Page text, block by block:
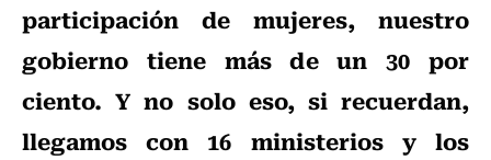
participación de mujeres, nuestro
gobierno tiene más de un 30 por
ciento. Y no solo eso, si recuerdan,
llegamos con 16 ministerios y los